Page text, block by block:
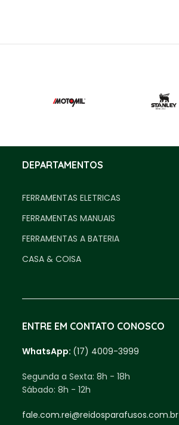
DEPARTAMENTOS
FERRAMENTAS ELETRICAS
FERRAMENTAS MANUAIS
FERRAMENTAS A BATERIA
CASA & COISA
ENTRE EM CONTATO CONOSCO
WhatsApp: (17) 4009-3999
Segunda a Sexta: 8h - 18h
Sábado: 8h - 12h
fale.com.rei@reidosparafusos.com.br